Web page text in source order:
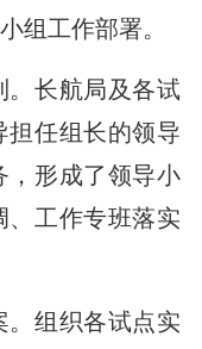
组工作部署。
。长航局及各试
担任组长的领导
，形成了领导小
、工作专班落实
。组织各试点实